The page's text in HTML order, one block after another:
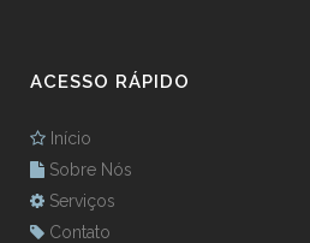
ACESSO RÁPIDO
Início
Sobre Nós
Serviços
Contato